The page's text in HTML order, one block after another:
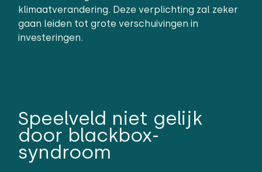
klimaatverandering. Deze verplichting zal zeker
gaan leiden tot grote verschuivingen in
investeringen.
Speelveld niet gelijk
door blackbox-
syndroom